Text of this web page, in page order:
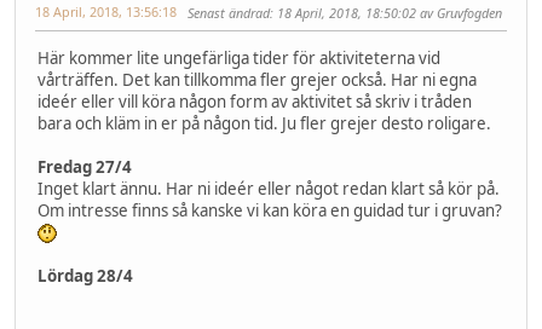
18 April, 2018, 13:56:18 Senast ändrad: 18 April, 2018, 18:50:02 av Gruvfogden
Här kommer lite ungefärliga tider för aktiviteterna vid
vårträffen. Det kan tillkomma fler grejer också. Har ni egna
ideér eller vill köra någon form av aktivitet så skriv i tråden
bara och kläm in er på någon tid. Ju fler grejer desto roligare.
Fredag 27/4
Inget klart ännu. Har ni ideér eller något redan klart så kör på.
Om intresse finns så kanske vi kan köra en guidad tur i gruvan?
Lördag 28/4